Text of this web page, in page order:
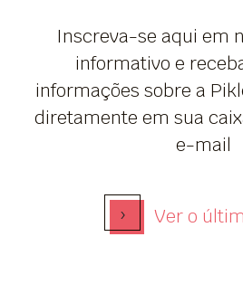
Inscreva-se aqui em
informativo e
informações sobre a
diretamente em sua
e-mail
› Ver o